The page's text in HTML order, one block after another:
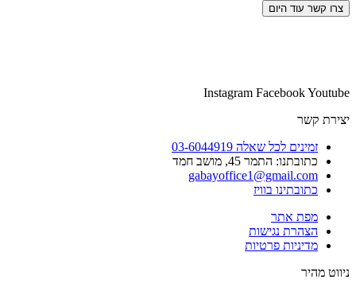
צרו קשר עוד היום
Instagram FacebookYoutube
יצירת קשר
זמינים לכל שאלה 03-6044919
כתובתנו: התמר 45, מושב חמד​
gabayoffice1@gmail.com
כתובתינו בוויז
מפת אתר
הצהרת נגישות
מדיניות פרטיות
ניווט מהיר